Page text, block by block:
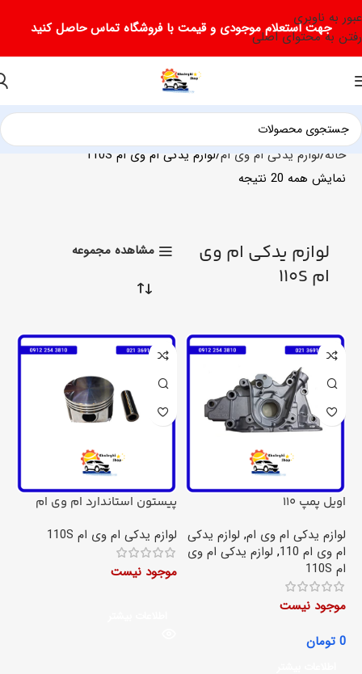
عبور به ناوبری
رفتن به محتوای اصلی
جهت استعلام موجودی و قیمت با فروشگاه تماس حاصل کنید
خانه لوازم یدکی ام وی ام لوازم یدکی ام وی ام 110S
نمایش همه 20 نتیجه
لوازم یدکی ام وی
ام 110S
مشاهده مجموعه
اویل پمپ 110
لوازم یدکی ام وی ام, لوازم یدکی
ام وی ام 110
, لوازم یدکی ام وی
ام 110S
موجود نیست
0 تومان
پیستون استاندارد ام وی ام
لوازم یدکی ام وی ام 110S
موجود نیست